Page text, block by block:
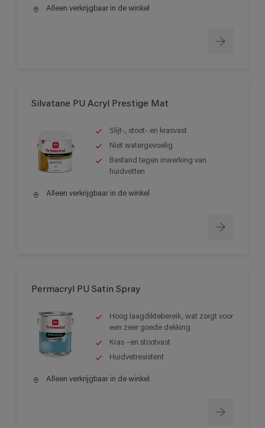
Alleen verkrijgbaar in de winkel
Silvatane PU Acryl Prestige Mat
Slijt-, stoot- en krasvast
Niet watergevoelig
Bestand tegen inwerking van
huidvetten
Alleen verkrijgbaar in de winkel
Permacryl PU Satin Spray
Hoog laagdiktebereik, wat zorgt voor
een zeer goede dekking
Kras –en stootvast
Huidvetresistent
Alleen verkrijgbaar in de winkel